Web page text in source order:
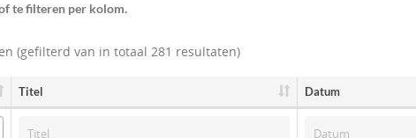
te filteren per kolom.
(gefilterd van in totaal 281 resultaten)
Titel Datum